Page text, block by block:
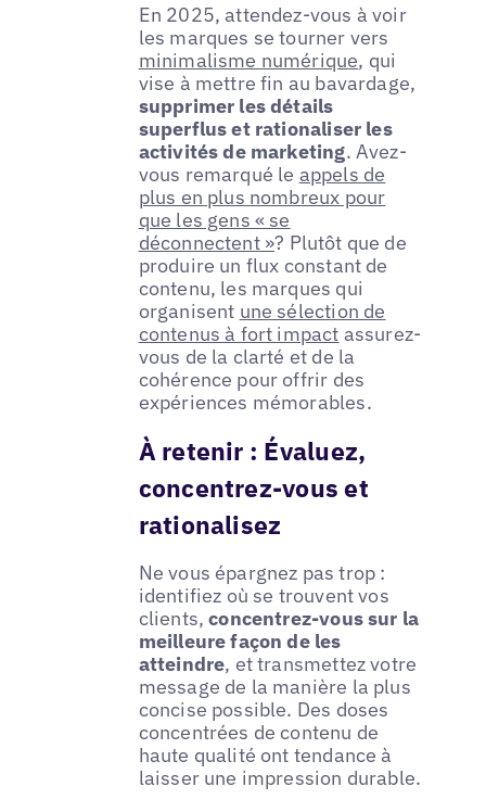
En 2025, attendez-vous à voir
les marques se tourner vers
minimalisme numérique, qui
vise à mettre fin au bavardage,
supprimer les détails
superflus et rationaliser les
activités de marketing. Avez-
vous remarqué le appels de
plus en plus nombreux pour
que les gens « se
déconnectent »? Plutôt que de
produire un flux constant de
contenu, les marques qui
organisent une sélection de
contenus à fort impact assurez-
vous de la clarté et de la
cohérence pour offrir des
expériences mémorables.
À retenir : Évaluez,
concentrez-vous et
rationalisez
Ne vous épargnez pas trop :
identifiez où se trouvent vos
clients,concentrez-vous sur la
meilleure façon de les
atteindre, et transmettez votre
message de la manière la plus
concise possible. Des doses
concentrées de contenu de
haute qualité ont tendance à
laisser une impression durable.